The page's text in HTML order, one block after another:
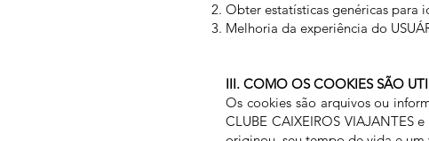
Obter estatísticas genéricas para
Melhoria da experiência do
III. COMO OS COOKIES SÃO
Os cookies são arquivos ou
CLUBE CAIXEIROS